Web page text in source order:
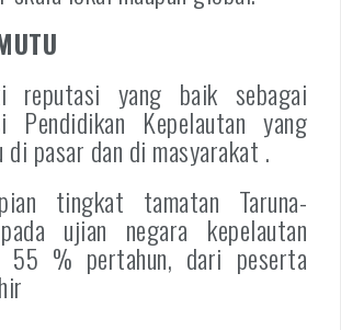
reputasi yang baik sebagai
Pendidikan Kepelautan yang
di pasar dan di masyarakat .
tingkat tamatan Taruna-
ujian negara kepelautan
55 % pertahun, dari peserta